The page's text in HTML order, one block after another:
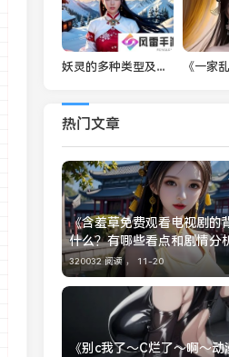
妖灵的多种类型及其对人类文化和命运的深刻影响
热门文章
《含羞草免费观看电视剧的
什么？有哪些看点和剧情分
320032 阅读 ， 11-20
《别c我了～C烂了～啊～